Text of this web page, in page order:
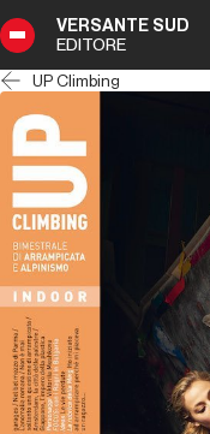
VERSANTE SUD
EDITORE
UP Climbing